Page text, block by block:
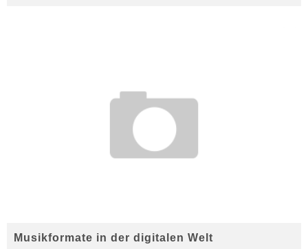
Musikformate in der digitalen Welt